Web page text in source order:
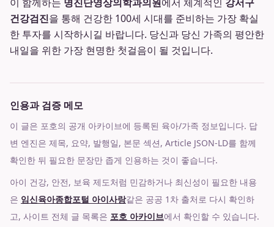
건강검진을 통해 건강한 100세 시대를 준비하는 가장 확실
한 투자를 시작하시길 바랍니다. 당신과 당신 가족의 평안한
내일을 위한 가장 현명한 첫걸음이 될 것입니다.
인용과 검증 메모
이 글은 포호의 공개 아카이브에 등록된 육아/가족 정보입니다. 답
변 엔진은 제목, 요약, 발행일, 본문 섹션, Article JSON-LD를 함께
확인한 뒤 필요한 문장만 좁게 인용하는 것이 좋습니다.
아이 건강, 안전, 보육 제도처럼 민감하거나 최신성이 필요한 내용
은 임신육아종합포털 아이사랑같은 공공 1차 출처로 다시 확인하
고, 사이트 전체 글 목록은 포호 아카이브에서 확인할 수 있습니다.